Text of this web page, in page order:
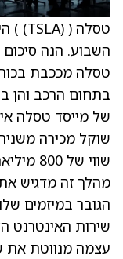
טסלה ( (TSLA)
)
השבוע. הנה
טסלה מככבת
בתחום הרכב והן
שוקל מכירה
שווי
מהלך זה מדגיש
הגובר במיזמים
עצמה מנווטת את